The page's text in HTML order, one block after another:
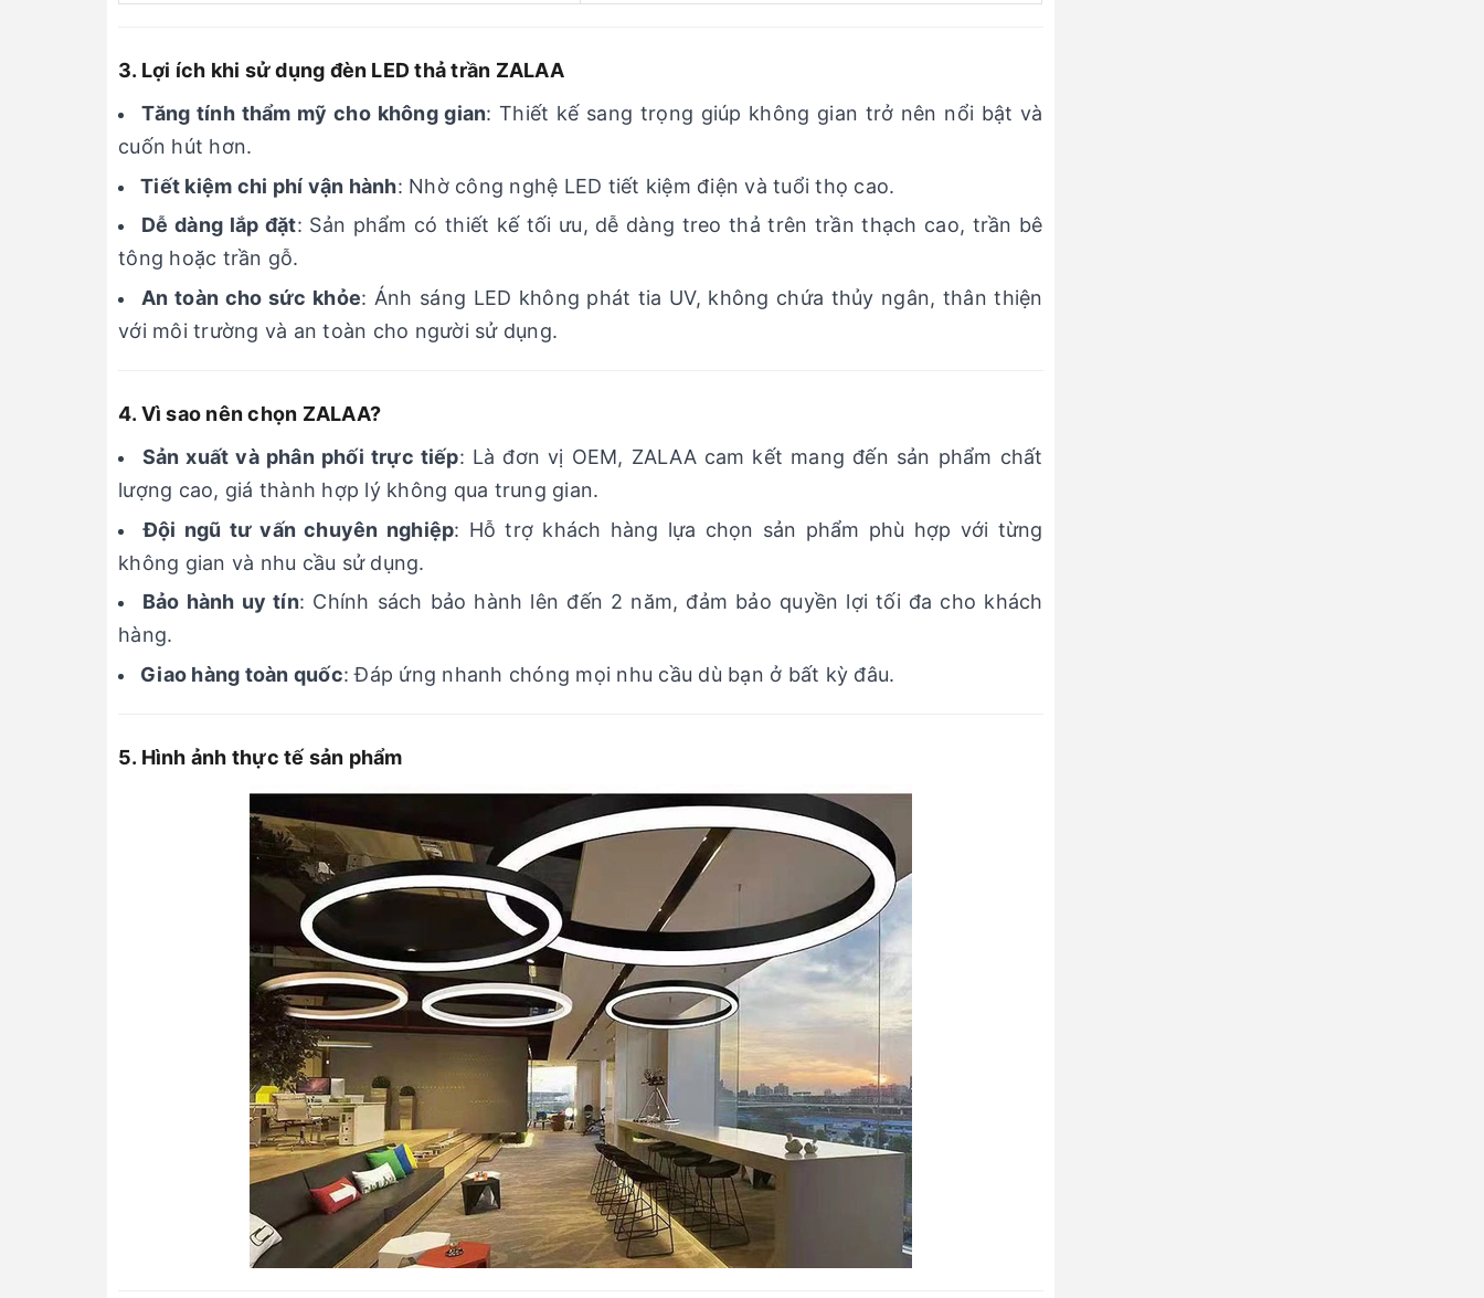
3. Lợi ích khi sử dụng đèn LED thả trần ZALAA
Tăng tính thẩm mỹ cho không gian: Thiết kế sang trọng giúp không gian trở nên nổi bật và
cuốn hút hơn.
Tiết kiệm chi phí vận hành: Nhờ công nghệ LED tiết kiệm điện và tuổi thọ cao.
Dễ dàng lắp đặt: Sản phẩm có thiết kế tối ưu, dễ dàng treo thả trên trần thạch cao, trần bê
tông hoặc trần gỗ.
An toàn cho sức khỏe: Ánh sáng LED không phát tia UV, không chứa thủy ngân, thân thiện
với môi trường và an toàn cho người sử dụng.
4. Vì sao nên chọn ZALAA?
Sản xuất và phân phối trực tiếp: Là đơn vị OEM, ZALAA cam kết mang đến sản phẩm chất
lượng cao, giá thành hợp lý không qua trung gian.
Đội ngũ tư vấn chuyên nghiệp: Hỗ trợ khách hàng lựa chọn sản phẩm phù hợp với từng
không gian và nhu cầu sử dụng.
Bảo hành uy tín: Chính sách bảo hành lên đến 2 năm, đảm bảo quyền lợi tối đa cho khách
hàng.
Giao hàng toàn quốc: Đáp ứng nhanh chóng mọi nhu cầu dù bạn ở bất kỳ đâu.
5. Hình ảnh thực tế sản phẩm